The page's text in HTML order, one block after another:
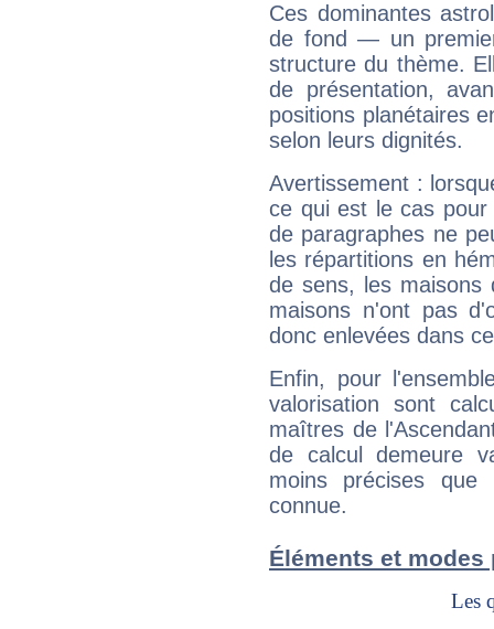
Ces dominantes
de fond — un
structure du thème.
de présentation,
positions planétaires
selon leurs dignités.
Avertissement :
ce qui est le cas pour
de paragraphes ne
les répartitions en
de sens, les maisons
maisons n'ont pas
donc enlevées dans
Enfin, pour
valorisation sont
maîtres de
de calcul demeure
moins précises que
connue.
Éléments et